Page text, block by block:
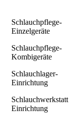
Schlauchpflege-
Einzelgeräte
Schlauchpflege-
Kombigeräte
Schlauchlager-
Einrichtung
Schlauchwerkstatt
Einrichtung